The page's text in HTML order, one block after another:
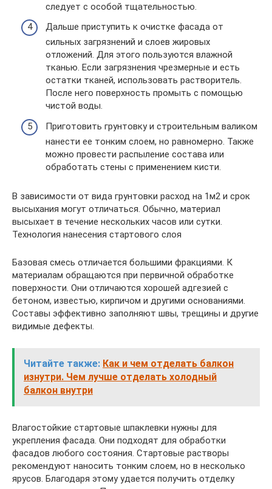
следует с особой тщательностью.
Дальше приступить к очистке фасада от
сильных загрязнений и слоев жировых
отложений. Для этого пользуются влажной
тканью. Если загрязнения чрезмерные и есть
остатки тканей, использовать растворитель.
После него поверхность промыть с помощью
чистой воды.
Приготовить грунтовку и строительным валиком
нанести ее тонким слоем, но равномерно. Также
можно провести распыление состава или
обработать стены с применением кисти.
В зависимости от вида грунтовки расход на 1м2 и срок
высыхания могут отличаться. Обычно, материал
высыхает в течение нескольких часов или сутки.
Технология нанесения стартового слоя
Базовая смесь отличается большими фракциями. К
материалам обращаются при первичной обработке
поверхности. Они отличаются хорошей адгезией с
бетоном, известью, кирпичом и другими основаниями.
Составы эффективно заполняют швы, трещины и другие
видимые дефекты.
Читайте также: Как и чем отделать балкон
изнутри. Чем лучше отделать холодный
балкон внутри
Влагостойкие стартовые шпаклевки нужны для
укрепления фасада. Они подходят для обработки
фасадов любого состояния. Стартовые растворы
рекомендуют наносить тонким слоем, но в несколько
ярусов. Благодаря этому удается получить отделку